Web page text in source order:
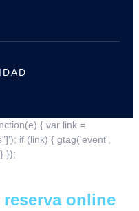
{ var link =
if (link) { gtag('event',
});
online